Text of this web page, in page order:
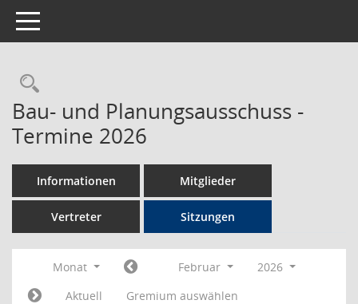
Toggle navigation
Rechercheauswahl
Bau- und Planungsausschuss -
Termine 2026
Informationen Mitglieder
Vertreter Sitzungen
Monat Februar
2026
Aktuell
Gremium auswählen